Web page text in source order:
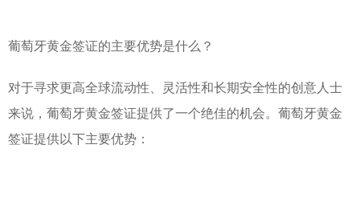
葡萄牙黄金签证的主要优势是什么？
对于寻求更高全球流动性、灵活性和长期安全性的创意人士
来说，葡萄牙黄金签证提供了一个绝佳的机会。葡萄牙黄金
签证提供以下主要优势：